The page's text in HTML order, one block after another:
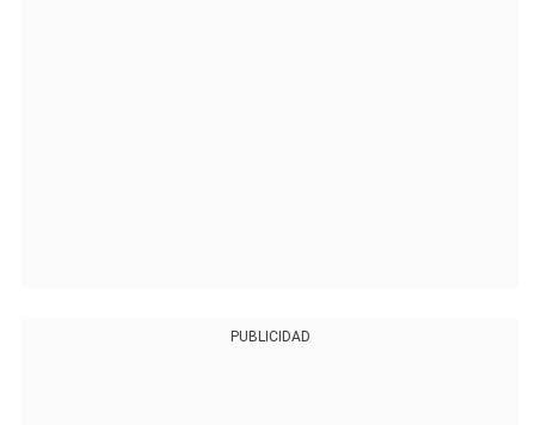
PUBLICIDAD